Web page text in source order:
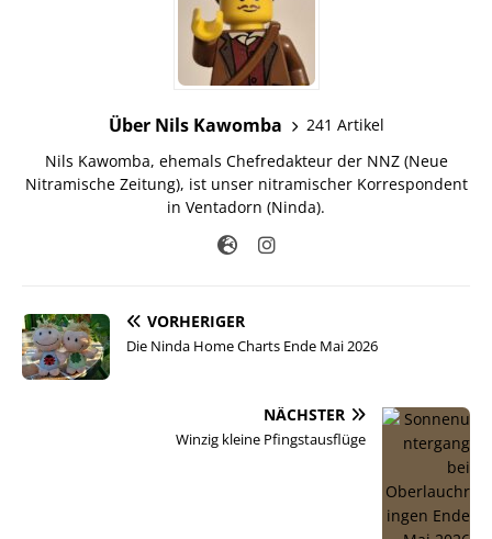
Über Nils Kawomba
241 Artikel
Nils Kawomba, ehemals Chefredakteur der NNZ (Neue
Nitramische Zeitung), ist unser nitramischer Korrespondent
in Ventadorn (Ninda).
VORHERIGER
Die Ninda Home Charts Ende Mai 2026
NÄCHSTER
Winzig kleine Pfingstausflüge